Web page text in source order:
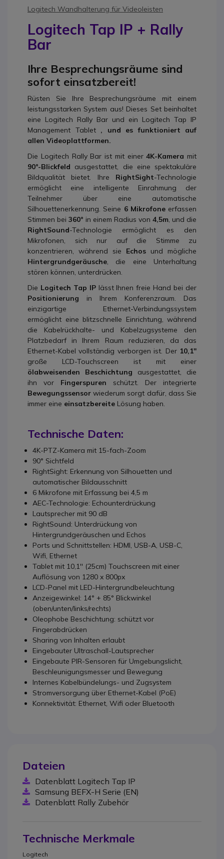
Logitech Wandhalterung für Videoleisten
Logitech Tap IP + Rally
Bar
Ihre Besprechungsräume sind
sofort einsatzbereit!
Rüsten Sie Ihre Besprechungsräume mit einem
leistungsstarken System aus! Dieses Set beinhaltet
eine Logitech Rally Bar und ein Logitech Tap IP
Management Tablet , und es funktioniert auf
allen Videoplattformen.
Die Logitech Rally Bar ist mit einer4K-Kamera mit
90°-Blickfeld ausgestattet, die eine spektakuläre
Bildqualität bietet. Ihre RightSight-Technologie
ermöglicht eine intelligente Einrahmung der
Teilnehmer über eine automatische
Silhouettenerkennung. Seine 6 Mikrofone erfassen
Stimmen bei 360° in einem Radius von 4,5m, und die
RightSound-Technologie ermöglicht es den
Mikrofonen, sich nur auf die Stimme zu
konzentrieren, während sie Echos und mögliche
Hintergrundgeräusche, die eine Unterhaltung
stören können, unterdrücken.
Die Logitech Tap IPlässt Ihnen freie Hand bei der
Positionierung in Ihrem Konferenzraum. Das
einzigartige Ethernet-Verbindungssystem
ermöglicht eine blitzschnelle Einrichtung, während
die Kabelrückhalte- und Kabelzugsysteme den
Platzbedarf in Ihrem Raum reduzieren, da das
Ethernet-Kabel vollständig verborgen ist. Der 10,1''
große LCD-Touchscreen ist mit einer
ölabweisenden Beschichtung ausgestattet, die
ihn vor Fingerspuren schützt. Der integrierte
Bewegungssensor wiederum sorgt dafür, dass Sie
immer eine einsatzbereite Lösung haben.
Technische Daten:
4K-PTZ-Kamera mit 15-fach-Zoom
90° Sichtfeld
RightSight: Erkennung von Silhouetten und
automatischer Bildausschnitt
6 Mikrofone mit Erfassung bei 4,5 m
AEC-Technologie: Echounterdrückung
Lautsprecher mit 90 dB
RightSound: Unterdrückung von
Hintergrundgeräuschen und Echos
Ports und Schnittstellen: HDMI, USB-A, USB-C,
Wifi, Ethernet
Tablet mit 10,1'' (25cm) Touchscreen mit einer
Auflösung von 1280 x 800px
LCD-Panel mit LED-Hintergrundbeleuchtung
Anzeigewinkel: 14° + 85° Blickwinkel
(oben/unten/links/rechts)
Oleophobe Beschichtung: schützt vor
Fingerabdrücken
Sharing von Inhalten erlaubt
Eingebauter Ultraschall-Lautsprecher
Eingebaute PIR-Sensoren für Umgebungslicht,
Beschleunigungsmesser und Bewegung
Internes Kabelbündelungs- und Zugsystem
Stromversorgung über Ethernet-Kabel (PoE)
Konnektivität: Ethernet, Wifi oder Bluetooth
Dateien
Datenblatt Logitech Tap IP
Samsung BEFX-H Serie (EN)
Datenblatt Rally Zubehör
Technische Merkmale
Logitech